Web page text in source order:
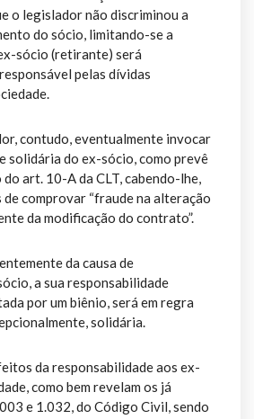
o legislador não discriminou a
do sócio, limitando-se a
sócio (retirante) será
pelas dívidas
contudo, eventualmente invocar
solidária do ex-sócio, como prevê
art. 10-A da CLT, cabendo-lhe,
de comprovar “fraude na alteração
da modificação do contrato”.
da causa de
a sua responsabilidade
por um biênio, será em regra
solidária.
da responsabilidade aos ex-
como bem revelam os já
e 1.032, do Código Civil, sendo